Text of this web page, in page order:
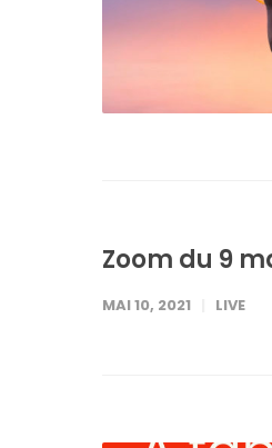
Zoom du 9
MAI 10, 2021 LIVE